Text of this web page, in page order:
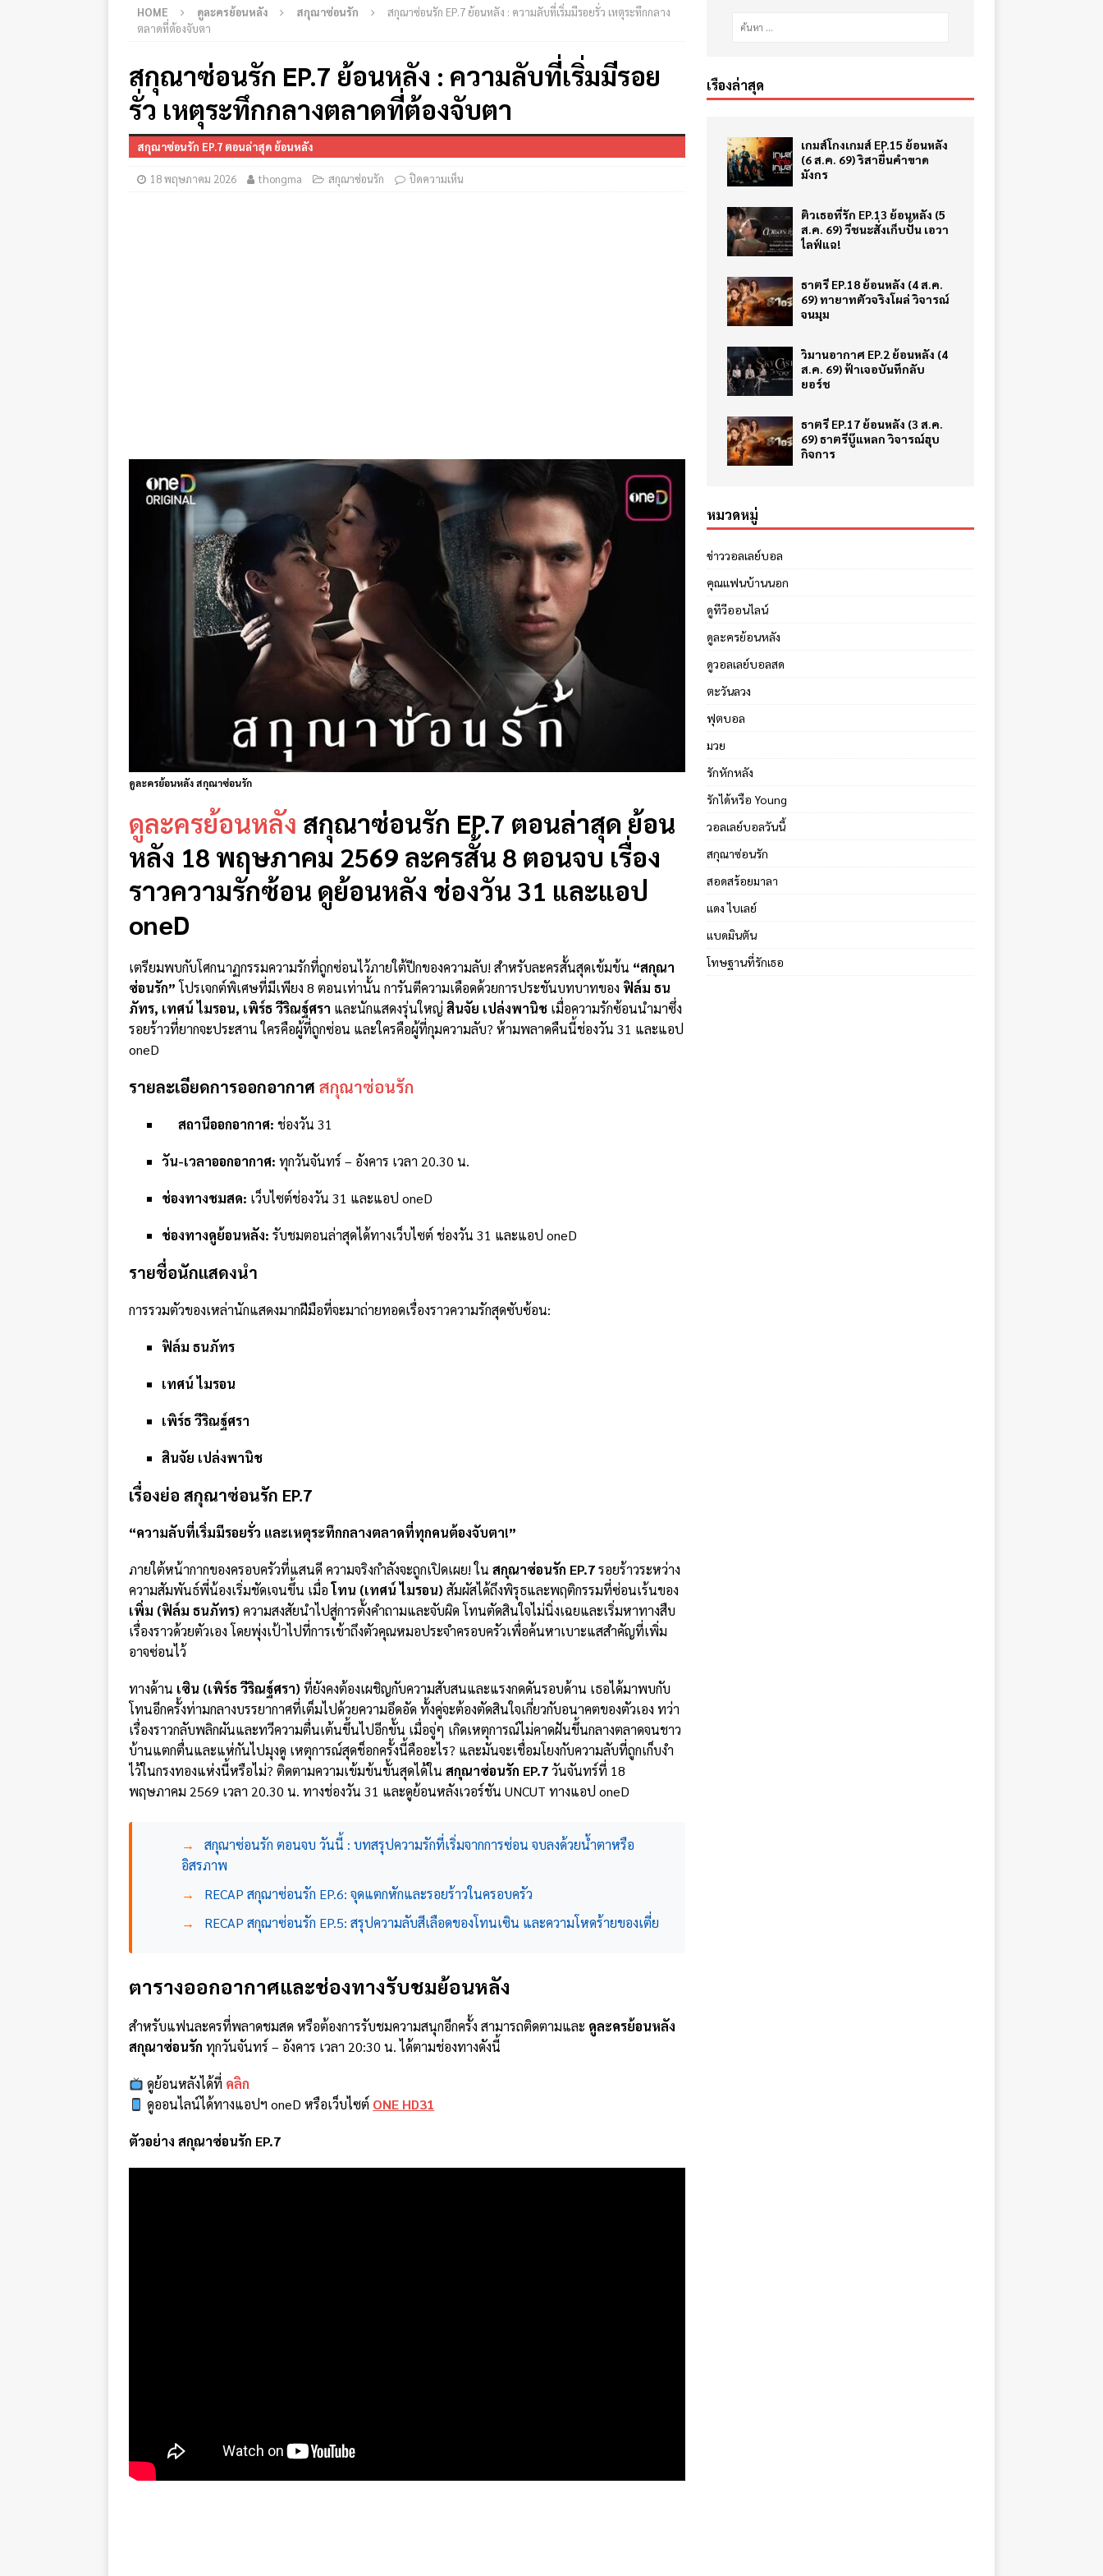
HOME ดูละครย้อนหลัง สกุณาซ่อนรัก
สกุณาซ่อนรัก EP.7 ย้อนหลัง : ความลับที่เริ่มมีรอยรั่ว เหตุระทึกกลาง
ตลาดที่ต้องจับตา
สกุณาซ่อนรัก EP.7 ย้อนหลัง : ความลับที่เริ่มมีรอย
รั่ว เหตุระทึกกลางตลาดที่ต้องจับตา
สกุณาซ่อนรัก EP.7 ตอนล่าสุด ย้อนหลัง
18 พฤษภาคม 2026 thongma สกุณาซ่อนรัก ปิดความเห็น
ดูละครย้อนหลัง สกุณาซ่อนรัก
ดูละครย้อนหลัง สกุณาซ่อนรัก EP.7 ตอนล่าสุด ย้อน
หลัง 18 พฤษภาคม 2569 ละครสั้น 8 ตอนจบ เรื่อง
ราวความรักซ้อน ดูย้อนหลัง ช่องวัน 31 และแอป
oneD
เตรียมพบกับโศกนาฏกรรมความรักที่ถูกซ่อนไว้ภายใต้ปีกของความลับ! สำหรับละครสั้นสุดเข้มข้น “สกุณา
ซ่อนรัก” โปรเจกต์พิเศษที่มีเพียง 8 ตอนเท่านั้น การันตีความเดือดด้วยการประชันบทบาทของ ฟิล์ม ธน
ภัทร, เทศน์ ไมรอน, เพิร์ธ วีริณฐ์ศรา และนักแสดงรุ่นใหญ่ สินจัย เปล่งพานิช เมื่อความรักซ้อนนำมาซึ่ง
รอยร้าวที่ยากจะประสาน ใครคือผู้ที่ถูกซ่อน และใครคือผู้ที่กุมความลับ? ห้ามพลาดคืนนี้ช่องวัน 31 และแอป
oneD
รายละเอียดการออกอากาศ สกุณาซ่อนรัก
สถานีออกอากาศ: ช่องวัน 31
วัน-เวลาออกอากาศ: ทุกวันจันทร์ – อังคาร เวลา 20.30 น.
ช่องทางชมสด: เว็บไซต์ช่องวัน 31 และแอป oneD
ช่องทางดูย้อนหลัง: รับชมตอนล่าสุดได้ทางเว็บไซต์ ช่องวัน 31 และแอป oneD
รายชื่อนักแสดงนำ
การรวมตัวของเหล่านักแสดงมากฝีมือที่จะมาถ่ายทอดเรื่องราวความรักสุดซับซ้อน:
ฟิล์ม ธนภัทร
เทศน์ ไมรอน
เพิร์ธ วีริณฐ์ศรา
สินจัย เปล่งพานิช
เรื่องย่อ สกุณาซ่อนรัก EP.7
“ความลับที่เริ่มมีรอยรั่ว และเหตุระทึกกลางตลาดที่ทุกคนต้องจับตา!”
ภายใต้หน้ากากของครอบครัวที่แสนดี ความจริงกำลังจะถูกเปิดเผย! ใน สกุณาซ่อนรัก EP.7รอยร้าวระหว่าง
ความสัมพันธ์พี่น้องเริ่มชัดเจนขึ้น เมื่อโทน (เทศน์ ไมรอน) สัมผัสได้ถึงพิรุธและพฤติกรรมที่ซ่อนเร้นของ
เพิ่ม (ฟิล์ม ธนภัทร) ความสงสัยนำไปสู่การตั้งคำถามและจับผิด โทนตัดสินใจไม่นิ่งเฉยและเริ่มหาทางสืบ
เรื่องราวด้วยตัวเอง โดยพุ่งเป้าไปที่การเข้าถึงตัวคุณหมอประจำครอบครัวเพื่อค้นหาเบาะแสสำคัญที่เพิ่ม
อาจซ่อนไว้
ทางด้าน เซิน (เพิร์ธ วีริณฐ์ศรา) ที่ยังคงต้องเผชิญกับความสับสนและแรงกดดันรอบด้าน เธอได้มาพบกับ
โทนอีกครั้งท่ามกลางบรรยากาศที่เต็มไปด้วยความอึดอัด ทั้งคู่จะต้องตัดสินใจเกี่ยวกับอนาคตของตัวเอง ทว่า
เรื่องราวกลับพลิกผันและทวีความตื่นเต้นขึ้นไปอีกขั้น เมื่อจู่ๆ เกิดเหตุการณ์ไม่คาดฝันขึ้นกลางตลาดจนชาว
บ้านแตกตื่นและแห่กันไปมุงดู เหตุการณ์สุดช็อกครั้งนี้คืออะไร? และมันจะเชื่อมโยงกับความลับที่ถูกเก็บงำ
ไว้ในกรงทองแห่งนี้หรือไม่? ติดตามความเข้มข้นขั้นสุดได้ใน สกุณาซ่อนรัก EP.7วันจันทร์ที่ 18
พฤษภาคม 2569 เวลา 20.30 น. ทางช่องวัน 31 และดูย้อนหลังเวอร์ชัน UNCUT ทางแอป oneD
→
สกุณาซ่อนรัก ตอนจบ วันนี้ : บทสรุปความรักที่เริ่มจากการซ่อน จบลงด้วยน้ำตาหรือ
อิสรภาพ
→
RECAP สกุณาซ่อนรัก EP.6: จุดแตกหักและรอยร้าวในครอบครัว
→
RECAP สกุณาซ่อนรัก EP.5: สรุปความลับสีเลือดของโทนเซิน และความโหดร้ายของเตี่ย
ตารางออกอากาศและช่องทางรับชมย้อนหลัง
สำหรับแฟนละครที่พลาดชมสด หรือต้องการรับชมความสนุกอีกครั้ง สามารถติดตามและ ดูละครย้อนหลัง
สกุณาซ่อนรัก ทุกวันจันทร์ – อังคาร เวลา 20:30 น. ได้ตามช่องทางดังนี้
ดูย้อนหลังได้ที่ คลิก
ดูออนไลน์ได้ทางแอปฯ oneD หรือเว็บไซต์ ONE HD31
ตัวอย่าง สกุณาซ่อนรัก EP.7
เรื่องล่าสุด
เกมส์โกงเกมส์ EP.15 ย้อนหลัง
(6 ส.ค. 69) ริสายื่นคำขาด
มังกร
ติวเธอที่รัก EP.13 ย้อนหลัง (5
ส.ค. 69) วีชนะสั่งเก็บปั้น เอวา
ไลฟ์แฉ!
ธาตรี EP.18 ย้อนหลัง (4 ส.ค.
69) ทายาทตัวจริงโผล่ วิจารณ์
จนมุม
วิมานอากาศ EP.2 ย้อนหลัง (4
ส.ค. 69) ฟ้าเจอบันทึกลับ
ยอร์ช
ธาตรี EP.17 ย้อนหลัง (3 ส.ค.
69) ธาตรีบู๊แหลก วิจารณ์ฮุบ
กิจการ
หมวดหมู่
ข่าววอลเลย์บอล
คุณแฟนบ้านนอก
ดูทีวีออนไลน์
ดูละครย้อนหลัง
ดูวอลเลย์บอลสด
ตะวันลวง
ฟุตบอล
มวย
รักหักหลัง
รักได้หรือ Young
วอลเลย์บอลวันนี้
สกุณาซ่อนรัก
สอดสร้อยมาลา
แดง ไบเลย์
แบดมินตัน
โทษฐานที่รักเธอ